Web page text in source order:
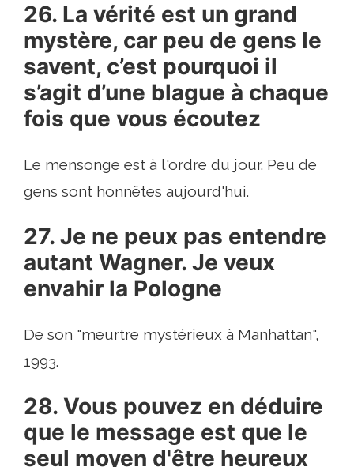
26. La vérité est un grand
mystère, car peu de gens le
savent, c’est pourquoi il
s’agit d’une blague à chaque
fois que vous écoutez
Le mensonge est à l'ordre du jour. Peu de
gens sont honnêtes aujourd'hui.
27. Je ne peux pas entendre
autant Wagner. Je veux
envahir la Pologne
De son "meurtre mystérieux à Manhattan",
1993.
28. Vous pouvez en déduire
que le message est que le
seul moyen d'être heureux